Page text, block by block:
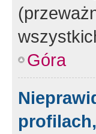
Góra